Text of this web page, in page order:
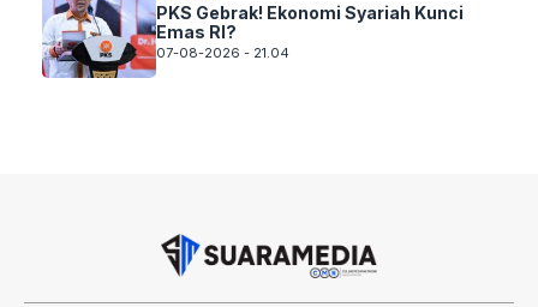
PKS Gebrak! Ekonomi Syariah Kunci
Emas RI?
07-08-2026 - 21.04